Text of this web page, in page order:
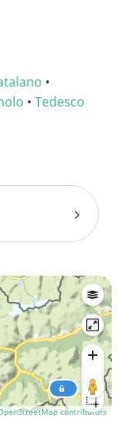
•
• Tedesco
contributors